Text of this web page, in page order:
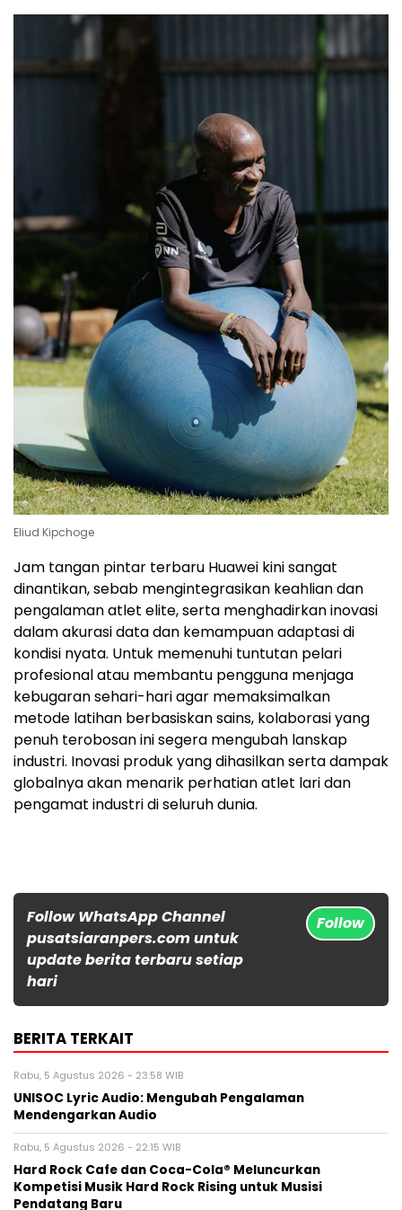
Eliud Kipchoge
Jam tangan pintar terbaru Huawei kini sangat
dinantikan, sebab mengintegrasikan keahlian dan
pengalaman atlet elite, serta menghadirkan inovasi
dalam akurasi data dan kemampuan adaptasi di
kondisi nyata. Untuk memenuhi tuntutan pelari
profesional atau membantu pengguna menjaga
kebugaran sehari-hari agar memaksimalkan
metode latihan berbasiskan sains, kolaborasi yang
penuh terobosan ini segera mengubah lanskap
industri. Inovasi produk yang dihasilkan serta dampak
globalnya akan menarik perhatian atlet lari dan
pengamat industri di seluruh dunia.
Follow WhatsApp Channel
pusatsiaranpers.com untuk
update berita terbaru setiap
hari
Follow
BERITA TERKAIT
Rabu, 5 Agustus 2026 - 23:58 WIB
UNISOC Lyric Audio: Mengubah Pengalaman
Mendengarkan Audio
Rabu, 5 Agustus 2026 - 22:15 WIB
Hard Rock Cafe dan Coca-Cola® Meluncurkan
Kompetisi Musik Hard Rock Rising untuk Musisi
Pendatang Baru